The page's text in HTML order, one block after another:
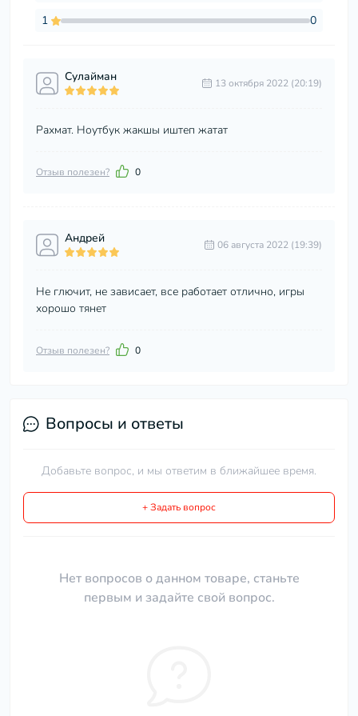
1
0
Сулайман 13 октября 2022 (20:19)
Рахмат. Ноутбук жакшы иштеп жатат
Отзыв полезен? 0
Андрей 06 августа 2022 (19:39)
Не глючит, не зависает, все работает отлично, игры
хорошо тянет
Отзыв полезен? 0
Вопросы и ответы
Добавьте вопрос, и мы ответим в ближайшее время.
+ Задать вопрос
Нет вопросов о данном товаре, станьте
первым и задайте свой вопрос.